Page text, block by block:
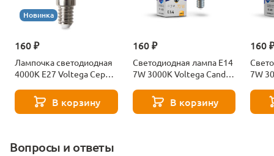
Новинка
160 ₽
Лампочка светодиодная
4000К Е27 Voltega Серия
В корзину
160 ₽
Светодиодная лампа E14
7W 3000K Voltega Candle
В корзину
160
7W
Вопросы и ответы